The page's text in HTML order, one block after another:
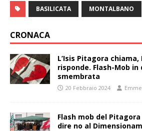
BASILICATA MONTALBANO
CRONACA
L’Isis Pitagora
risponde. Flash-Mob
smembrata
20 Febbraio 2024
Flash mob del
dire no al